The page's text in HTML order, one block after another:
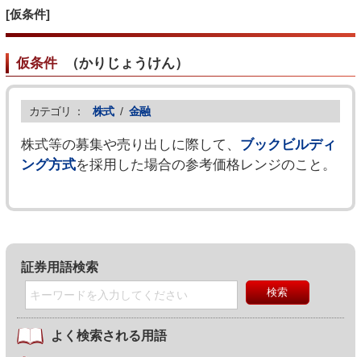
[仮条件]
仮条件（かりじょうけん）
カテゴリ ： 株式 / 金融
株式等の募集や売り出しに際して、 ブックビルディ
ング方式を採用した場合の参考価格レンジのこと。
証券用語検索
よく検索される用語